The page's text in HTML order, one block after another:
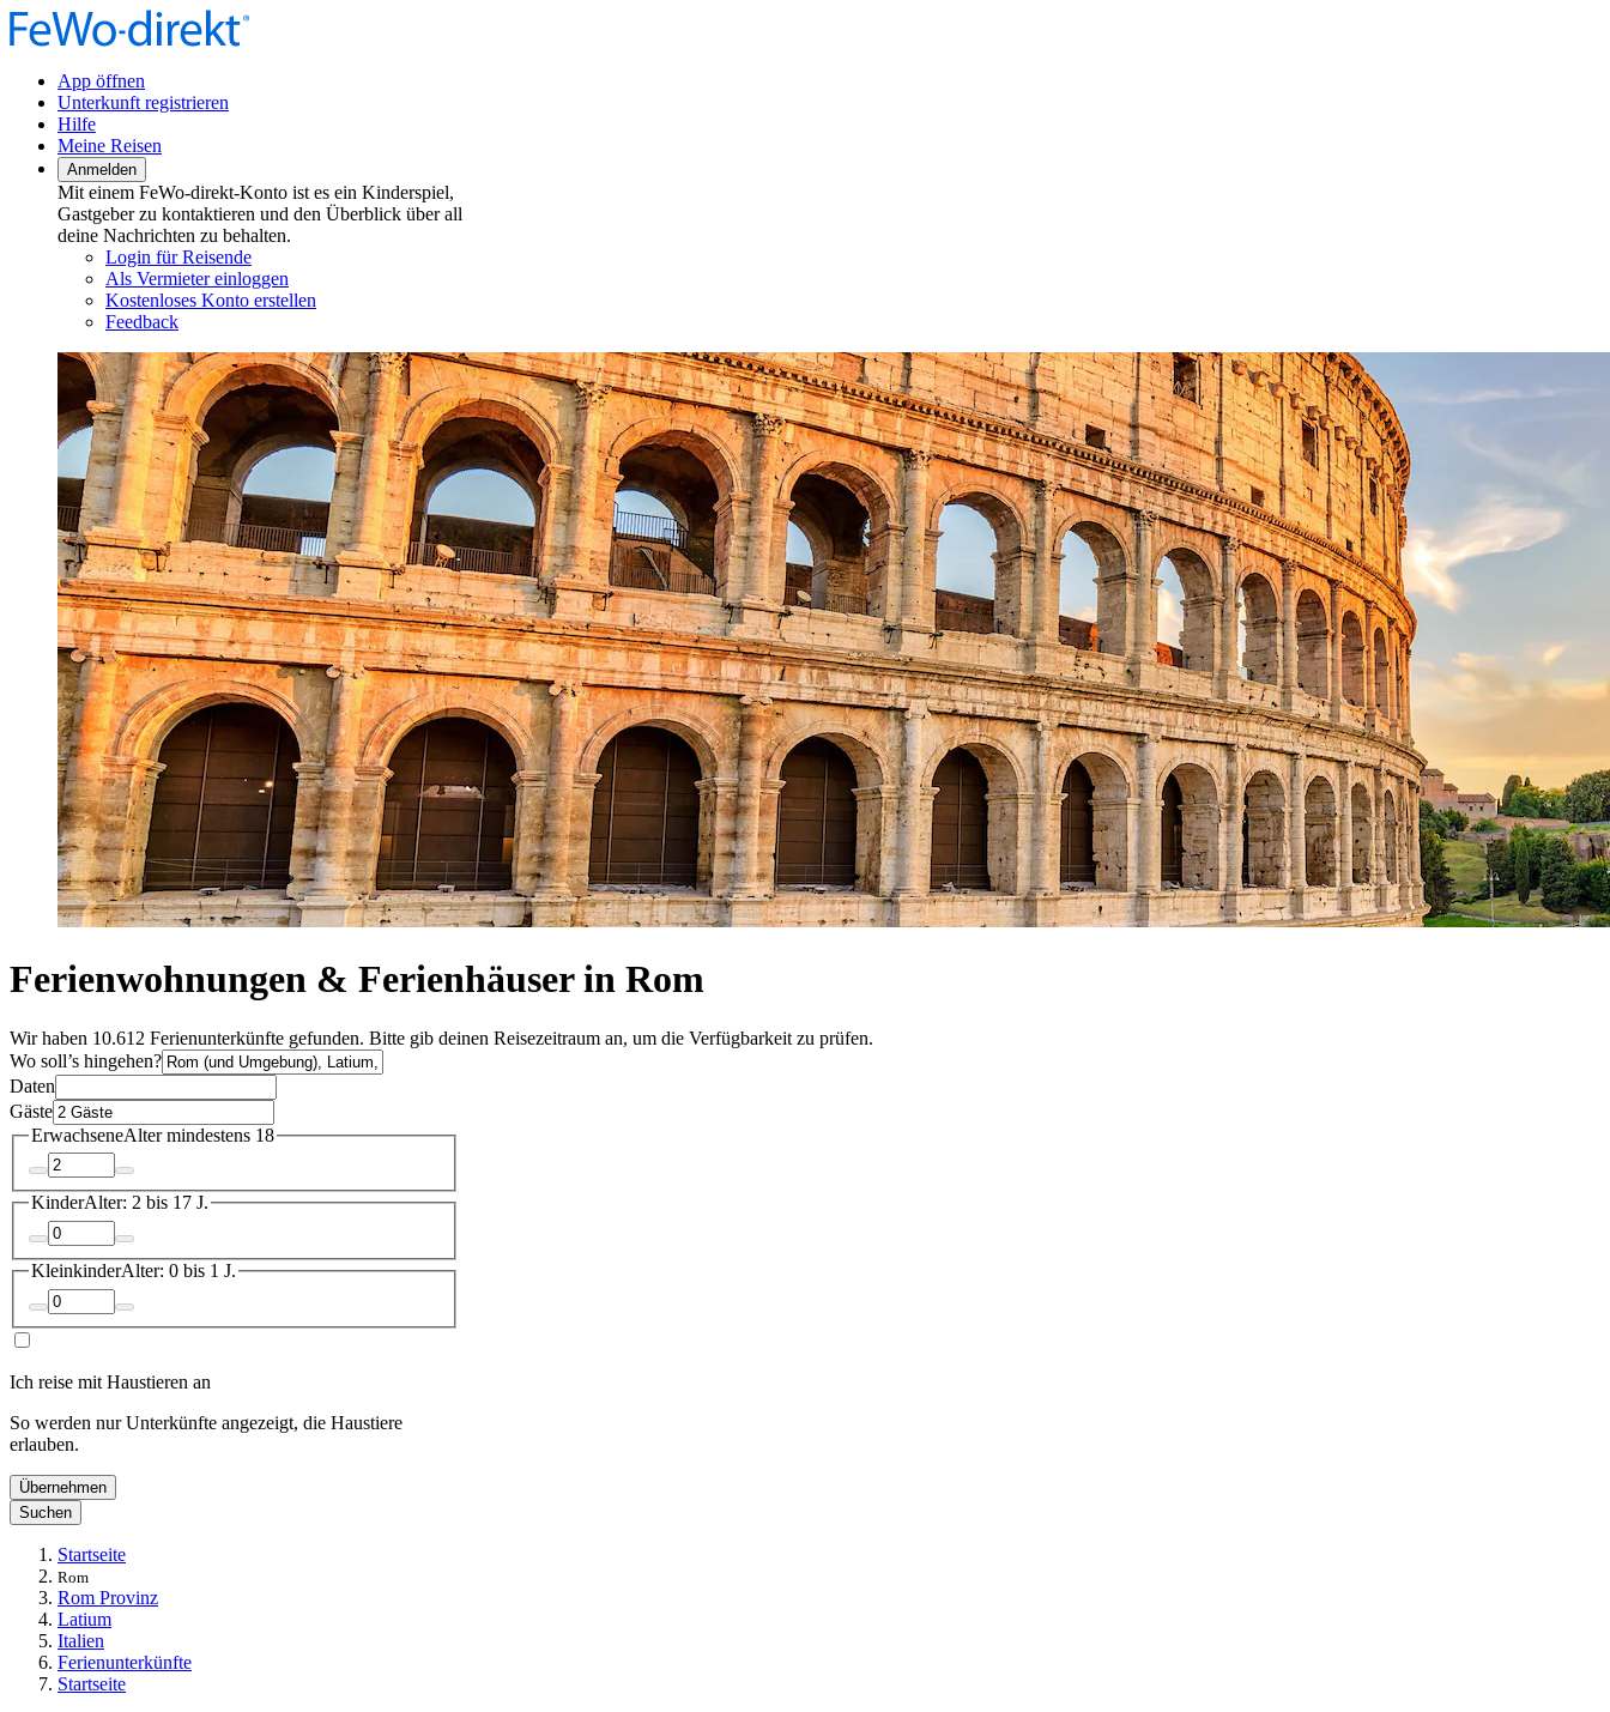
App öffnen
Unterkunft registrieren
Hilfe
Meine Reisen
Anmelden
Mit einem FeWo-direkt-Konto ist es ein Kinderspiel,
Gastgeber zu kontaktieren und den Überblick über all
deine Nachrichten zu behalten.
Login für Reisende
Als Vermieter einloggen
Kostenloses Konto erstellen
Feedback
Ferienwohnungen & Ferienhäuser in Rom
Wir haben 10.612 Ferienunterkünfte gefunden. Bitte gib deinen Reisezeitraum an, um die Verfügbarkeit zu prüfen.
Wo soll’s hingehen?
Daten
Gäste
ErwachseneAlter mindestens 18
KinderAlter: 2 bis 17 J.
KleinkinderAlter: 0 bis 1 J.
Ich reise mit Haustieren an
So werden nur Unterkünfte angezeigt, die Haustiere
erlauben.
Übernehmen
Suchen
Startseite
Rom
Rom Provinz
Latium
Italien
Ferienunterkünfte
Startseite